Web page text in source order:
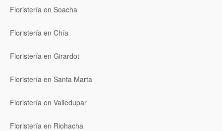
Floristería en Soacha
Floristería en Chía
Floristería en Girardot
Floristería en Santa Marta
Floristería en Valledupar
Floristería en Riohacha